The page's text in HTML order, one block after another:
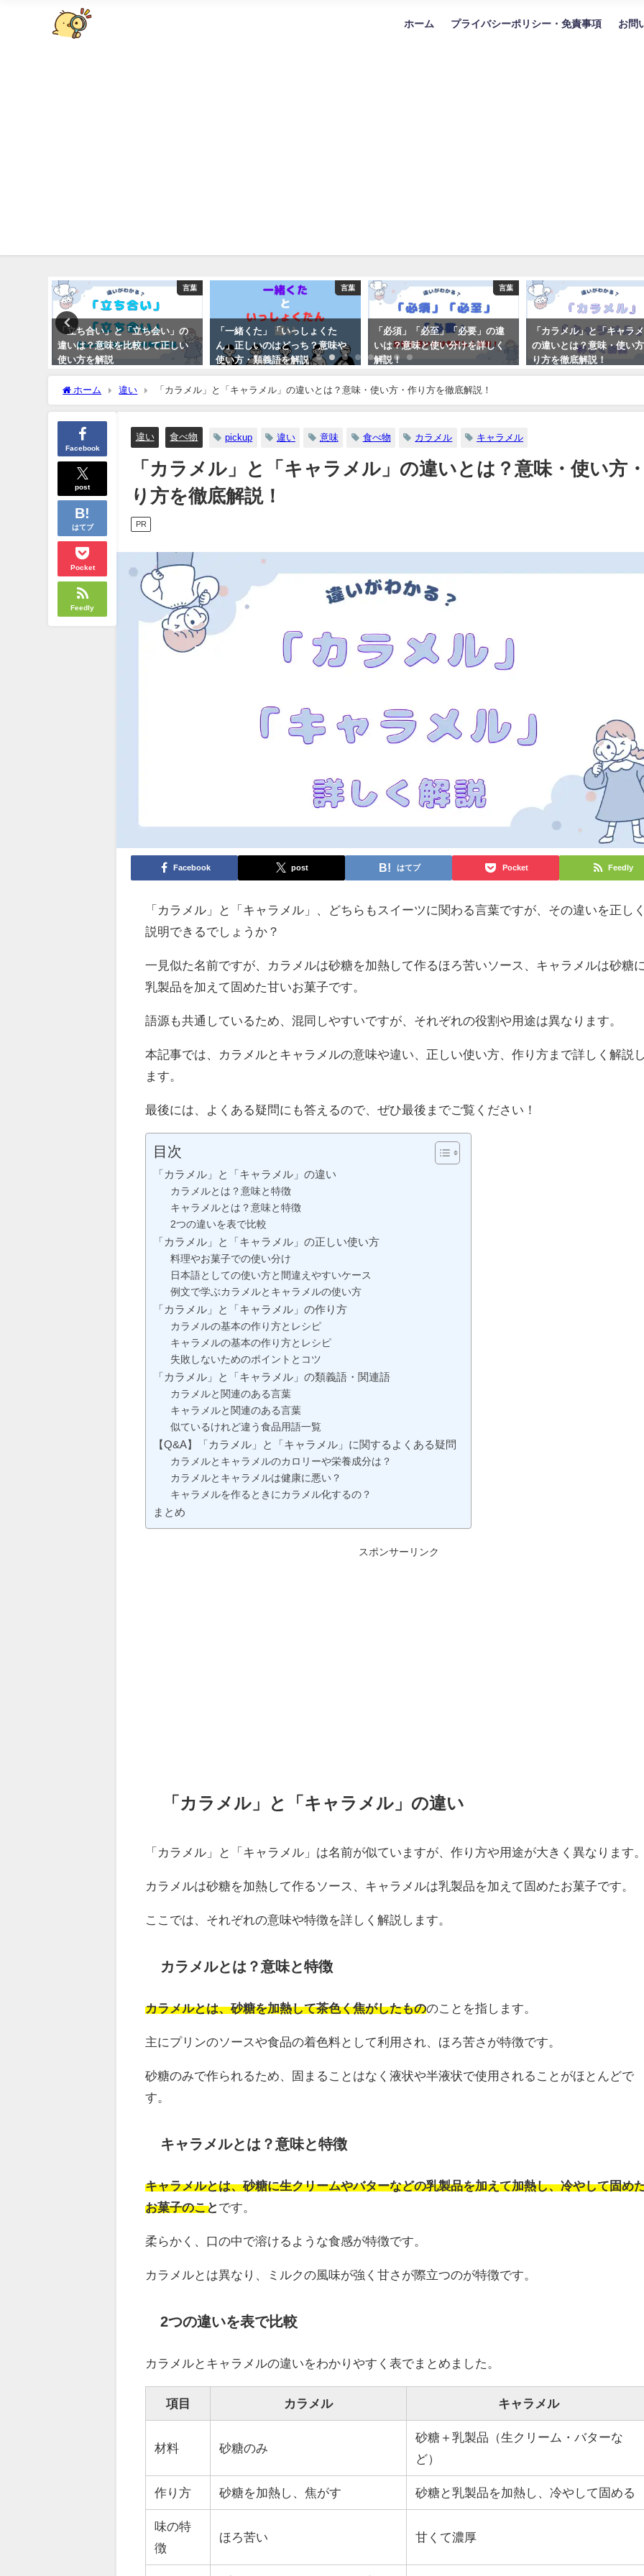
ホーム プライバシーポリシー・免責事項 お問
言葉
「立ち合い」と「立ち会い」の
違いは？意味を比較して正しい
使い方を解説
言葉
「一緒くた」「いっしょくた
ん」正しいのはどっち？意味や
使い方・類義語を解説
言葉
「必須」「必至」「必要」の違
いは？意味と使い分けを詳しく
解説！
「カラメル」と「キャラ
の違いとは？意味・使い
り方を徹底解説！
ホーム 違い 「カラメル」と「キャラメル」の違いとは？意味・使い方・作り方を徹底解説！
Facebook
post
はてブ
Pocket
Feedly
違い 食べ物 pickup 違い 意味 食べ物 カラメル キャラメル
「カラメル」と「キャラメル」の違いとは？意味・使い方
り方を徹底解説！
PR
Facebook post はてブ Pocket Feedly
「カラメル」と「キャラメル」、どちらもスイーツに関わる言葉ですが、その違いを正し
説明できるでしょうか？
一見似た名前ですが、カラメルは砂糖を加熱して作るほろ苦いソース、キャラメルは砂糖
乳製品を加えて固めた甘いお菓子です。
語源も共通しているため、混同しやすいですが、それぞれの役割や用途は異なります。
本記事では、カラメルとキャラメルの意味や違い、正しい使い方、作り方まで詳しく解説
ます。
最後には、よくある疑問にも答えるので、ぜひ最後までご覧ください！
目次
「カラメル」と「キャラメル」の違い
カラメルとは？意味と特徴
キャラメルとは？意味と特徴
2つの違いを表で比較
「カラメル」と「キャラメル」の正しい使い方
料理やお菓子での使い分け
日本語としての使い方と間違えやすいケース
例文で学ぶカラメルとキャラメルの使い方
「カラメル」と「キャラメル」の作り方
カラメルの基本の作り方とレシピ
キャラメルの基本の作り方とレシピ
失敗しないためのポイントとコツ
「カラメル」と「キャラメル」の類義語・関連語
カラメルと関連のある言葉
キャラメルと関連のある言葉
似ているけれど違う食品用語一覧
【Q&A】「カラメル」と「キャラメル」に関するよくある疑問
カラメルとキャラメルのカロリーや栄養成分は？
カラメルとキャラメルは健康に悪い？
キャラメルを作るときにカラメル化するの？
まとめ
スポンサーリンク
「カラメル」と「キャラメル」の違い
「カラメル」と「キャラメル」は名前が似ていますが、作り方や用途が大きく異なります
カラメルは砂糖を加熱して作るソース、キャラメルは乳製品を加えて固めたお菓子です。
ここでは、それぞれの意味や特徴を詳しく解説します。
カラメルとは？意味と特徴
カラメルとは、砂糖を加熱して茶色く焦がしたもののことを指します。
主にプリンのソースや食品の着色料として利用され、ほろ苦さが特徴です。
砂糖のみで作られるため、固まることはなく液状や半液状で使用されることがほとんどで
す。
キャラメルとは？意味と特徴
キャラメルとは、砂糖に生クリームやバターなどの乳製品を加えて加熱し、冷やして固め
お菓子のこと です。
柔らかく、口の中で溶けるような食感が特徴です。
カラメルとは異なり、ミルクの風味が強く甘さが際立つのが特徴です。
2つの違いを表で比較
カラメルとキャラメルの違いをわかりやすく表でまとめました。
項目 カラメル キャラメル
材料 砂糖のみ
砂糖＋乳製品（生クリーム・バターな
ど）
作り方 砂糖を加熱し、焦がす 砂糖と乳製品を加熱し、冷やして固める
味の特
徴
ほろ苦い 甘くて濃厚